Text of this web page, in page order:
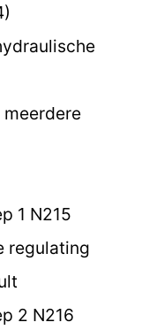
meerdere
1 N215
regulating
2 N216